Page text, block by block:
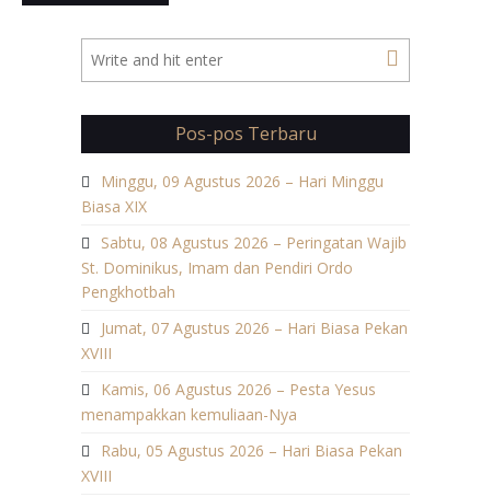
Pos-pos Terbaru
Minggu, 09 Agustus 2026 – Hari Minggu
Biasa XIX
Sabtu, 08 Agustus 2026 – Peringatan Wajib
St. Dominikus, Imam dan Pendiri Ordo
Pengkhotbah
Jumat, 07 Agustus 2026 – Hari Biasa Pekan
XVIII
Kamis, 06 Agustus 2026 – Pesta Yesus
menampakkan kemuliaan-Nya
Rabu, 05 Agustus 2026 – Hari Biasa Pekan
XVIII